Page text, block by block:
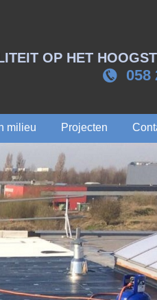
OP HET
058
milieu Projecten